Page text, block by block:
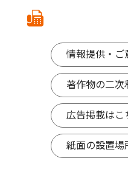
情報提供・ご
著作物の二次
広告掲載はこ
紙面の設置場